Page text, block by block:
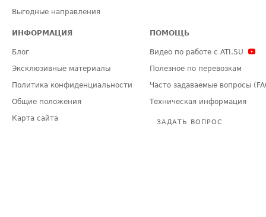
Выгодные направления
ИНФОРМАЦИЯ
Блог
Эксклюзивные материалы
Политика конфиденциальности
Общие положения
Карта сайта
ПОМОЩЬ
Видео по работе с ATI.SU
Полезное по перевозкам
Часто задаваемые вопросы
Техническая информация
ЗАДАТЬ ВОПРОС